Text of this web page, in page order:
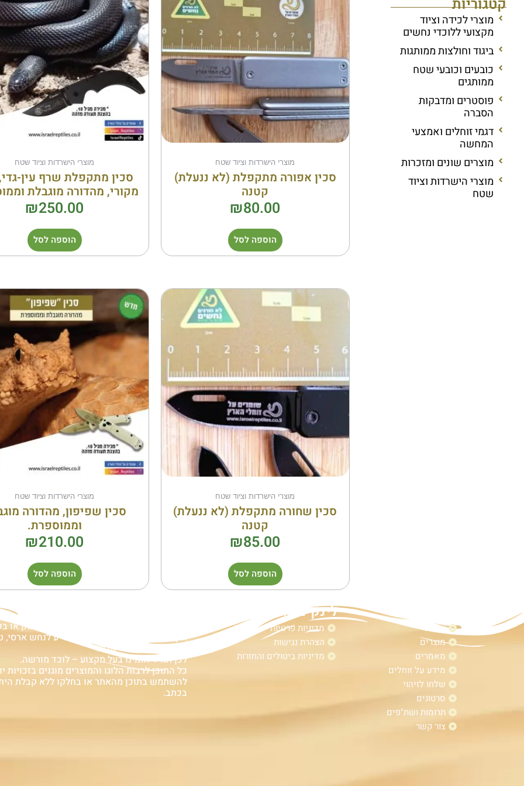
מוצרי לכידה וציוד
מקצועי ללוכדי נחשים
ביגוד וחולצות ממותגות
כובעים וכובעי שטח
ממותגים
פוסטרים ומדבקות
הסברה
דגמי זוחלים ואמצעי
המחשה
מוצרים שונים ומזכרות
מוצרי הישרדות וציוד
שטח
מוצרי הישרדות וציוד שטח
סכין אפורה מתקפלת (לא ננעלת)
קטנה
₪80.00
הוספה לסל
מוצרי הישרדות וציוד שטח
סכין מתקפלת שרף עין-
מקורי, מהדורה מוגבלת
₪250.00
הוספה לסל
מוצרי הישרדות וציוד שטח
סכין שחורה מתקפלת (לא ננעלת)
קטנה
₪85.00
הוספה לסל
מוצרי הישרדות וציוד שטח
סכין שפיפון, מהדורה
וממוספרת.
₪210.00
הוספה לסל
מפת אתר
אודות
מוצרים
מאמרים
מידע על זוחלים
שלחו לזיהוי
סרטונים
תרומות ושת"פים
צור קשר
לינקים נוספים
מדיניות פרטיות
הצהרת נגישות
מדיניות ביטולים והחזרות
במוצרים ובמידע המובא באתר, בדף פיסבוק או
אין המלצה לגעת, להתעסק, להפריע לנחש ארסי,
עלולה לעלות בחיי אדם!
לכן תמיד הזמינו בעל מקצוע – לוכד מורשה.
כל התוכן לרבות הלוגו והמוצרים מוגנים בזכויות
להשתמש בתוכן מהאתר או בחלקו ללא קבלת
בכתב.